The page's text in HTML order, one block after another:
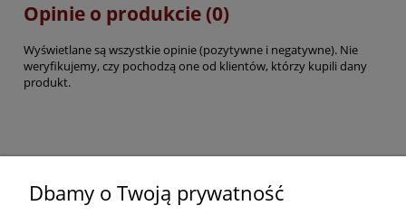
Opinie o produkcie (0)
Wyświetlane są wszystkie opinie (pozytywne i negatywne). Nie
weryfikujemy, czy pochodzą one od klientów, którzy kupili dany
produkt.
Pomoc
Dbamy o Twoją prywatność